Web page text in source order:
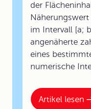
Artikel lesen
der
im Intervall [a;
angenäherte
eines
numerische